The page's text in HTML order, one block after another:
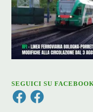
SEGUICI SU
FacebookFacebook